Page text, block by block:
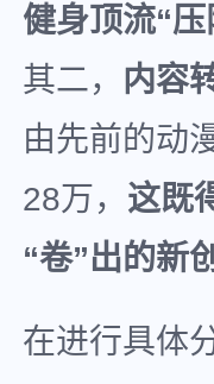
健身顶流“
其二， 内容
由先前的动
28万， 这既
“卷”出的新
在进行具体